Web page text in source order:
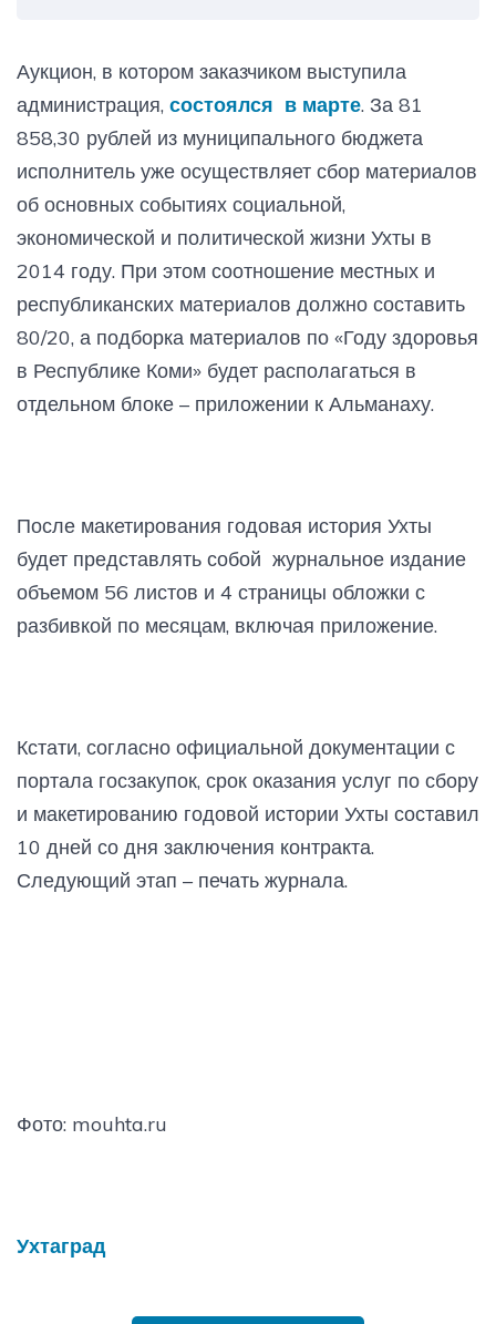
Аукцион, в котором заказчиком выступила
администрация, состоялся в марте. За 81
858,30 рублей из муниципального бюджета
исполнитель уже осуществляет сбор материалов
об основных событиях социальной,
экономической и политической жизни Ухты в
2014 году. При этом соотношение местных и
республиканских материалов должно составить
80/20, а подборка материалов по «Году здоровья
в Республике Коми» будет располагаться в
отдельном блоке – приложении к Альманаху.
После макетирования годовая история Ухты
будет представлять собой журнальное издание
объемом 56 листов и 4 страницы обложки с
разбивкой по месяцам, включая приложение.
Кстати, согласно официальной документации с
портала госзакупок, срок оказания услуг по сбору
и макетированию годовой истории Ухты составил
10 дней со дня заключения контракта.
Следующий этап – печать журнала.
Фото: mouhta.ru
Ухтаград